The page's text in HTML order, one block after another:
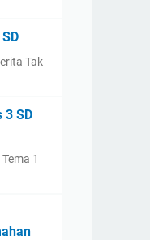
Tak
3 SD
1